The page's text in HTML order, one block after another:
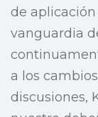
de aplicación
vanguardia
a los
discusiones,